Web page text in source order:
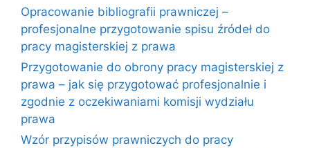
Opracowanie bibliografii prawniczej –
profesjonalne przygotowanie spisu źródeł do
pracy magisterskiej z prawa
Przygotowanie do obrony pracy magisterskiej z
prawa – jak się przygotować profesjonalnie i
zgodnie z oczekiwaniami komisji wydziału
prawa
Wzór przypisów prawniczych do pracy